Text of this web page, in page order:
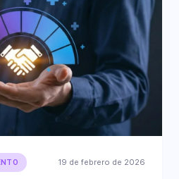
19 de febrero de 2026